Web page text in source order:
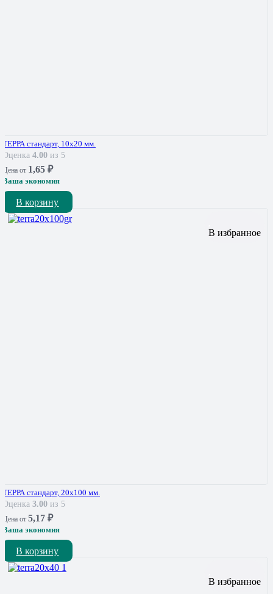
ТЕРРА стандарт, 10х20 мм.
Оценка 4.00 из 5
Цена от 1,65 ₽
Ваша экономия
В корзину
В избранное
ТЕРРА стандарт, 20х100 мм.
Оценка 3.00 из 5
Цена от 5,17 ₽
Ваша экономия
В корзину
В избранное